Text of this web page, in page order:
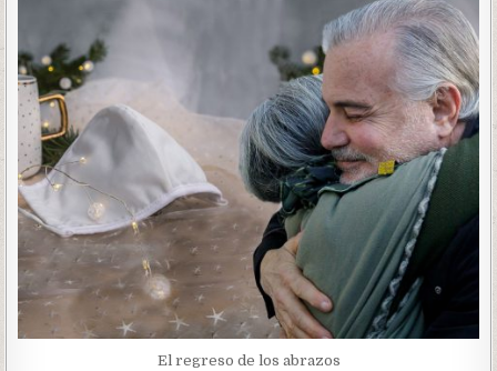
El regreso de los abrazos